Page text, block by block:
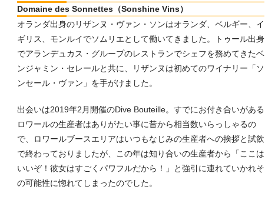
Domaine des Sonnettes（Sonshine Vins）
オランダ出身のリザンヌ・ヴァン・ソンはオランダ、ベルギー、イ
ギリス、モンルイでソムリエとして働いてきました。トゥール出身
でアランデュカス・グループのレストランでシェフを務めてきたベ
ンジャミン・セレールと共に、リザンヌは初めてのワイナリー「ソ
ンセール・ヴァン」を手がけました。
出会いは2019年2月開催のDive Bouteille。すでにお付き合いがある
ロワールの生産者はありがたい事に昔から相当数いらっしゃるの
で、ロワールブースエリアはいつもなじみの生産者への挨拶と試飲
で終わっておりましたが、この年は知り合いの生産者から「ここは
いいぞ！彼女はすごくパワフルだから！」と強引に連れていかれそ
の可能性に惚れてしまったのでした。